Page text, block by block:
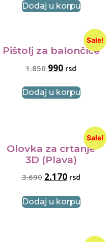
Dodaj u korpu
Sale!
Pištolj za balončiće
1.850 990 rsd
Dodaj u korpu
Sale!
Olovka za crtanje
3D (Plava)
3.690 2.170 rsd
Dodaj u korpu